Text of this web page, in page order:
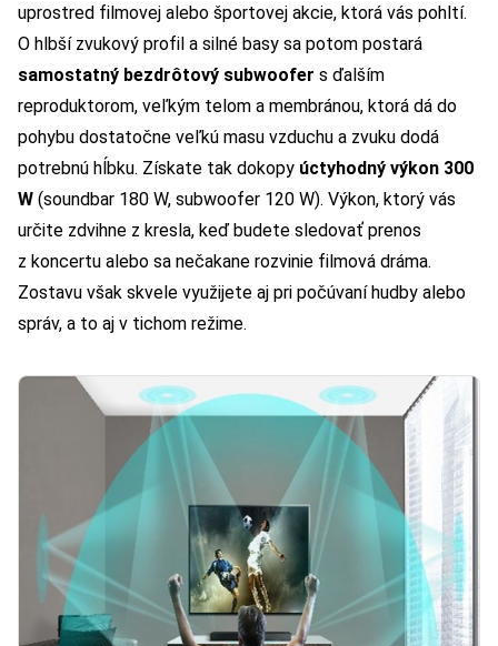
uprostred filmovej alebo športovej akcie, ktorá vás pohltí.
O hlbší zvukový profil a silné basy sa potom postará
samostatný bezdrôtový subwoofer s ďalším
reproduktorom, veľkým telom a membránou, ktorá dá do
pohybu dostatočne veľkú masu vzduchu a zvuku dodá
potrebnú hĺbku. Získate tak dokopy úctyhodný výkon 300
W (soundbar 180 W, subwoofer 120 W). Výkon, ktorý vás
určite zdvihne z kresla, keď budete sledovať prenos
z koncertu alebo sa nečakane rozvinie filmová dráma.
Zostavu však skvele využijete aj pri počúvaní hudby alebo
správ, a to aj v tichom režime.